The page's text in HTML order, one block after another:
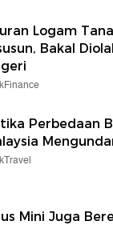
Logam
Bakal
Perbedaan
Mini Juga